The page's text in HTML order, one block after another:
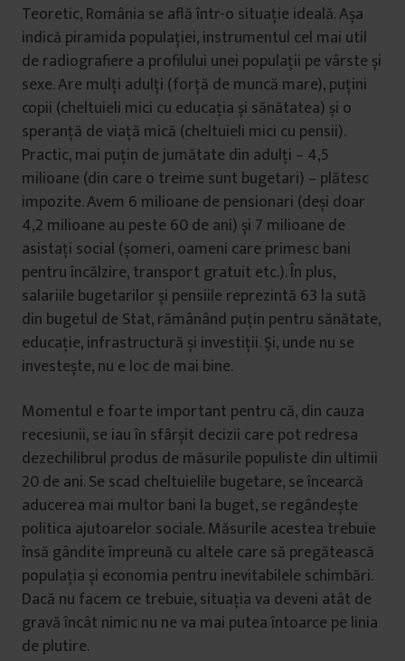
Teoretic, România se află într-o situație ideală. Așa
indică piramida populației, instrumentul cel mai util
de radiografiere a profilului unei populații pe vârste și
sexe. Are mulți adulți (forță de muncă mare), puțini
copii (cheltuieli mici cu educația și sănătatea) și o
speranță de viață mică (cheltuieli mici cu pensii).
Practic, mai puțin de jumătate din adulți – 4,5
milioane (din care o treime sunt bugetari) – plătesc
impozite. Avem 6 milioane de pensionari (deși doar
4,2 milioane au peste 60 de ani) și 7 milioane de
asistați social (șomeri, oameni care primesc bani
pentru încălzire, transport gratuit etc.). În plus,
salariile bugetarilor și pensiile reprezintă 63 la sută
din bugetul de Stat, rămânând puțin pentru sănătate,
educație, infrastructură și investiții. Şi, unde nu se
investește, nu e loc de mai bine.
Momentul e foarte important pentru că, din cauza
recesiunii, se iau în sfârșit decizii care pot redresa
dezechilibrul produs de măsurile populiste din ultimii
20 de ani. Se scad cheltuielile bugetare, se încearcă
aducerea mai multor bani la buget, se regândește
politica ajutoarelor sociale. Măsurile acestea trebuie
însă gândite împreună cu altele care să pregătească
populația și economia pentru inevitabilele schimbări.
Dacă nu facem ce trebuie, situația va deveni atât de
gravă încât nimic nu ne va mai putea întoarce pe linia
de plutire.